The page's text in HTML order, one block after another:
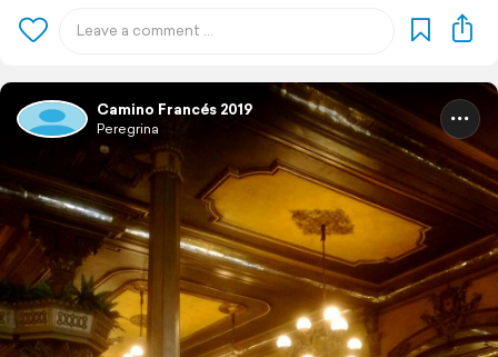
Camino Francés 2019
Peregrina